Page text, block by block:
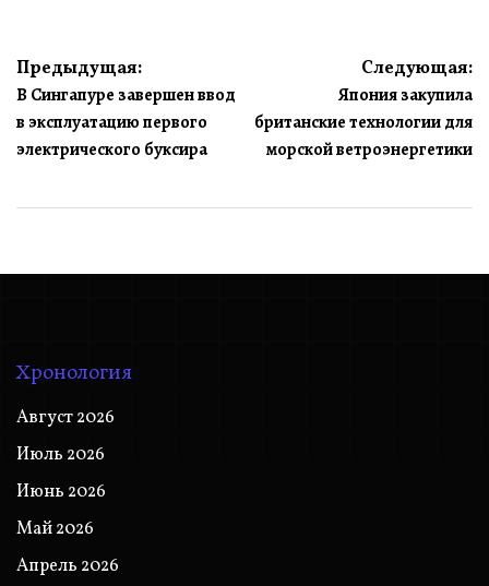
Навигация
по
записям
Предыдущая:
В Сингапуре завершен ввод
в эксплуатацию первого
электрического буксира
Следующая:
Япония закупила
британские технологии для
морской ветроэнергетики
Хронология
Август 2026
Июль 2026
Июнь 2026
Май 2026
Апрель 2026